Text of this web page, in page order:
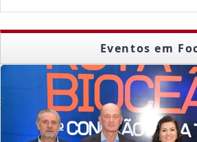
Eventos em